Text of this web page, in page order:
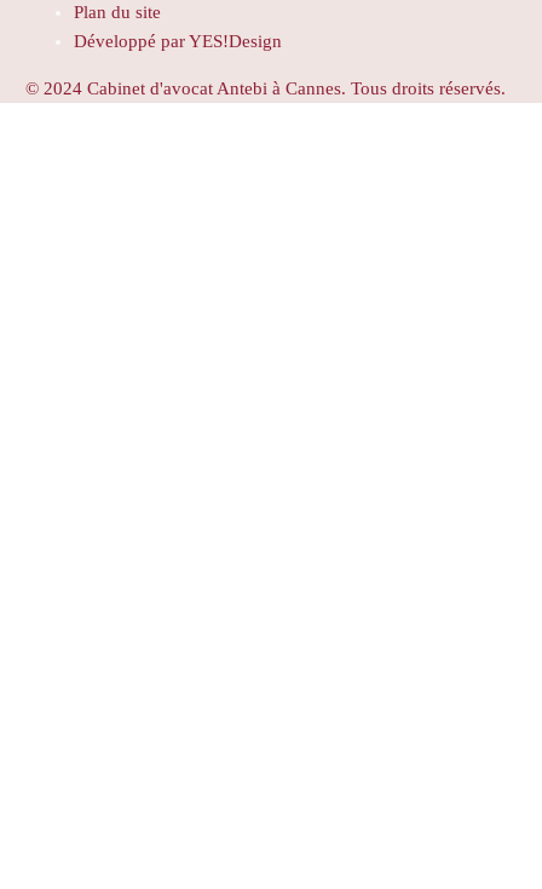
Plan du site
Développé par YES!Design
© 2024 Cabinet d'avocat Antebi à Cannes. Tous droits réservés.